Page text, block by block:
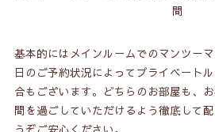
間
基本的にはメインルームでのマンツー
日のご予約状況によってプライベート
合もございます。どちらのお部屋も、
間を過ごしていただけるよう徹底して